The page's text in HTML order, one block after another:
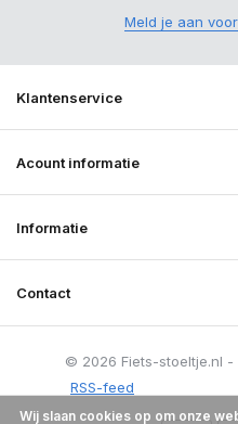
Meld je aan
Klantenservice
Acount informatie
Informatie
Contact
© 2026 Fiets-stoeltje.nl -
RSS-feed
Wij slaan cookies op om onze